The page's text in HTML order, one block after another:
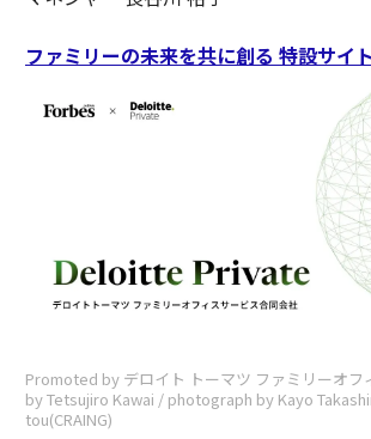
ファミリーの未来を共に創る 特設サイ
Promoted by デロイト トーマツ ファミリーオ
by Tetsujiro Kawai / photograph by Kayo
tou(CRAING)